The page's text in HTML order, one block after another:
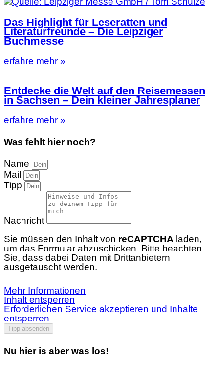
Das Highlight für Leseratten und
Literaturfreunde – Die Leipziger
Buchmesse
erfahre mehr »
Entdecke die Welt auf den Reisemessen
in Sachsen – Dein kleiner Jahresplaner
erfahre mehr »
Was fehlt hier noch?
Name
Mail
Tipp
Nachricht
Sie müssen den Inhalt von reCAPTCHA laden,
um das Formular abzuschicken. Bitte beachten
Sie, dass dabei Daten mit Drittanbietern
ausgetauscht werden.
Mehr Informationen
Inhalt entsperren
Erforderlichen Service akzeptieren und Inhalte
entsperren
Tipp absenden
Nu hier is aber was los!